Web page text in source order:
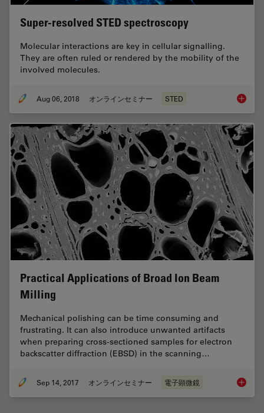
Super-resolved STED spectroscopy
Molecular interactions are key in cellular signalling.
They are often ruled or rendered by the mobility of the
involved molecules.
Aug 06, 2018 オンラインセミナー STED Super-
Practical Applications of Broad Ion Beam
Milling
Mechanical polishing can be time consuming and
frustrating. It can also introduce unwanted artifacts
when preparing cross-sectioned samples for electron
backscatter diffraction (EBSD) in the scanning…
Sep 14, 2017 オンラインセミナー 電子顕微鏡